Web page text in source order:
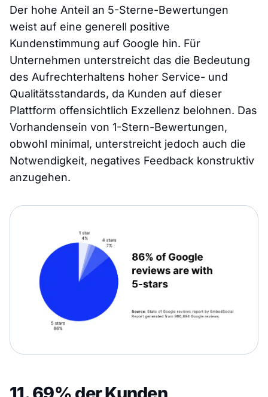
Der hohe Anteil an 5-Sterne-Bewertungen
weist auf eine generell positive
Kundenstimmung auf Google hin. Für
Unternehmen unterstreicht das die Bedeutung
des Aufrechterhaltens hoher Service- und
Qualitätsstandards, da Kunden auf dieser
Plattform offensichtlich Exzellenz belohnen. Das
Vorhandensein von 1-Stern-Bewertungen,
obwohl minimal, unterstreicht jedoch auch die
Notwendigkeit, negatives Feedback konstruktiv
anzugehen.